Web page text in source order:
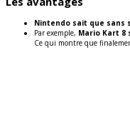
Nintendo sait que sans
Par exemple, Mario Kart 8
Ce qui montre que